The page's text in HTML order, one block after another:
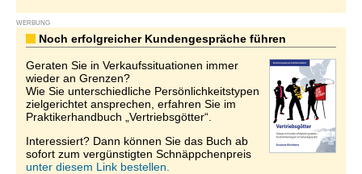
WERBUNG
Noch erfolgreicher Kundengespräche führen
Geraten Sie in Verkaufssituationen immer
wieder an Grenzen?
Wie Sie unterschiedliche Persönlichkeitstypen
zielgerichtet ansprechen, erfahren Sie im
Praktikerhandbuch „Vertriebsgötter“.
Interessiert? Dann können Sie das Buch ab
sofort zum vergünstigten Schnäppchenpreis
unter diesem Link bestellen.